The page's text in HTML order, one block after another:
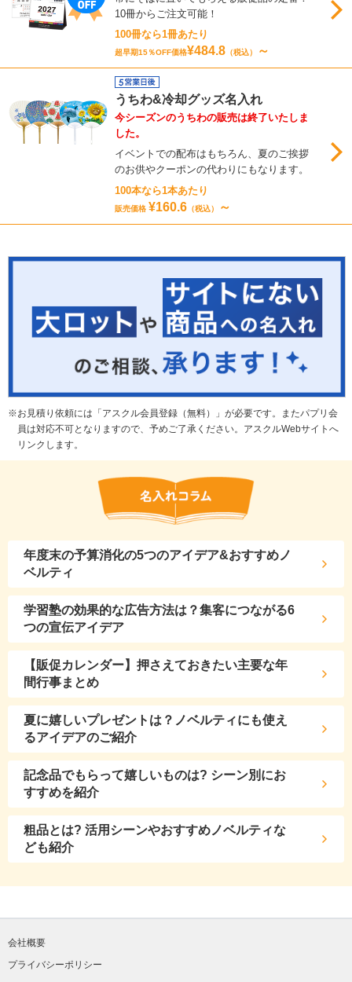
10冊からご注文可能！
100冊なら1冊あたり
超早期15％OFF価格¥484.8 （税込） ～
うちわ&冷却グッズ名入れ
今シーズンのうちわの販売は終了いたしま
した。
イベントでの配布はもちろん、夏のご挨拶
のお供やクーポンの代わりにもなります。
100本なら1本あたり
販売価格¥160.6 （税込） ～
お見積り依頼には「アスクル会員登録（無料）」が必要です。またパプリ会
員は対応不可となりますので、予めご了承ください。アスクルWebサイトへ
リンクします。
年度末の予算消化の5つのアイデア&おすすめノ
ベルティ
学習塾の効果的な広告方法は？集客につながる6
つの宣伝アイデア
【販促カレンダー】押さえておきたい主要な年
間行事まとめ
夏に嬉しいプレゼントは？ノベルティにも使え
るアイデアのご紹介
記念品でもらって嬉しいものは? シーン別にお
すすめを紹介
粗品とは? 活用シーンやおすすめノベルティな
ども紹介
会社概要
プライバシーポリシー